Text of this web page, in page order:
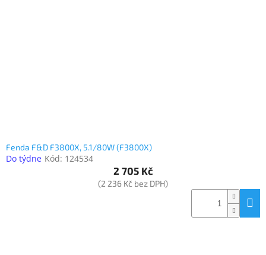
Fenda F&D F3800X, 5.1/80W (F3800X)
Do týdne Kód: 124534
2 705 Kč
(2 236 Kč bez DPH)